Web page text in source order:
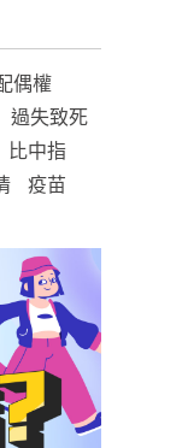
偶權
過失致死
比中指
疫苗